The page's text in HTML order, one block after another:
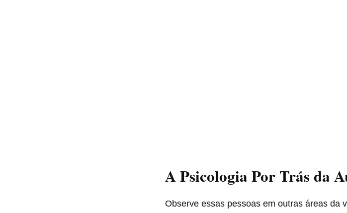
A Psicologia Por Trás da
Observe essas pessoas em outras áreas da